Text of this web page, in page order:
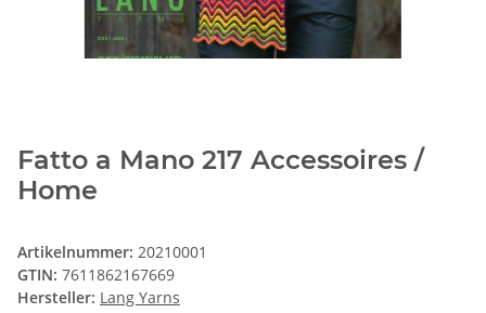
Fatto a Mano 217 Accessoires /
Home
Artikelnummer: 20210001
GTIN: 7611862167669
Hersteller: Lang Yarns